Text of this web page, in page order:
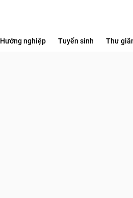
Hướng nghiệp Tuyển sinh Thư